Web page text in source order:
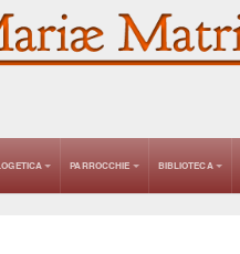
PARROCCHIE BIBLIOTECA